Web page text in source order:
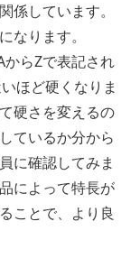
しています。
なります。
らZで表記され
ほど硬くなりま
硬さを変えるの
ているか分から
に確認してみま
によって特長が
ことで、より良